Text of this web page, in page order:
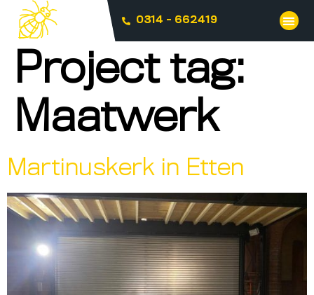
0314 - 662419
Project tag:
Maatwerk
Martinuskerk in Etten